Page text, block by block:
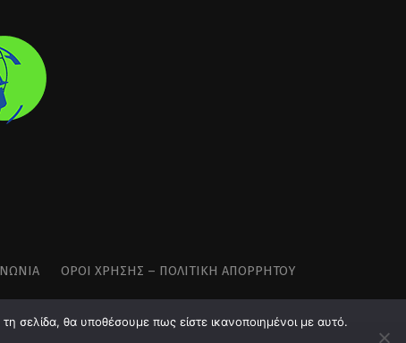
ΌΡΟΙ ΧΡΉΣΗΣ – ΠΟΛΙΤΙΚΉ ΑΠΟΡΡΉΤΟΥ
σελίδα, θα υποθέσουμε πως είστε ικανοποιημένοι με αυτό.